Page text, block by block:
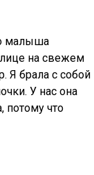
малыша
на свежем
Я брала с собой
У нас она
потому что